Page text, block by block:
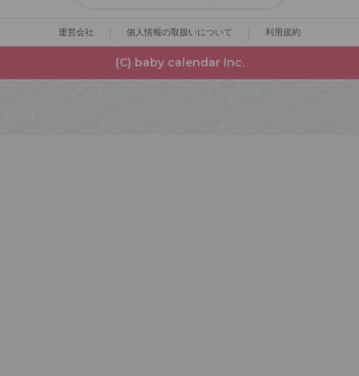
運営会社 個人情報の取扱いについて 利用規約
(C) baby calendar Inc.